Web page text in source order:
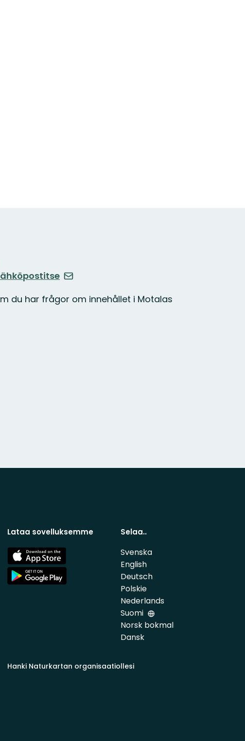
du har frågor om innehållet i Motalas
Lataa sovelluksemme
App
Store
App
Store
Selaa..
Svenska
English
Deutsch
Polskie
Nederlands
Suomi
Norsk bokmal
Dansk
Hanki Naturkartan organisaatiollesi